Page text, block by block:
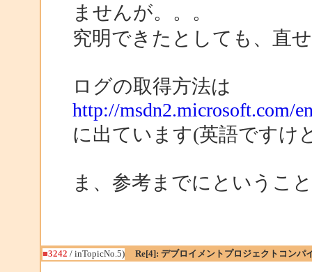
ませんが。。。
究明できたとしても、直
ログの取得方法は
http://msdn2.microsoft.com/
に出ています(英語ですけ
ま、参考までにというこ
■3242 / inTopicNo.5) Re[4]: デブロイメントプロジェクトコンパ